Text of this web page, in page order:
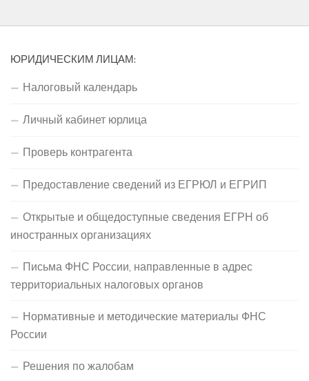
ЮРИДИЧЕСКИМ ЛИЦАМ:
Налоговый календарь
Личный кабинет юрлица
Проверь контрагента
Предоставление сведений из ЕГРЮЛ и ЕГРИП
Открытые и общедоступные сведения ЕГРН об
иностранных организациях
Письма ФНС России, направленные в адрес
территориальных налоговых органов
Нормативные и методические материалы ФНС
России
Решения по жалобам